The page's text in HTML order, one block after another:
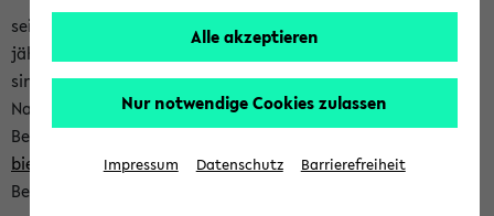
seit 2023 verleiht das Rektorat der Universität Bielefeld
jährlich den Nachhaltigkeitspreis für Abschlussarbeiten. Sie
sind herzlich eingeladen sich mit Ihrer Abschlussarbeit beim
Nachhaltigkeitsbüro zu bewerben. Bitte nutzen Sie für Ihre
Bewerbung dieses Formular<https://formulare.uni-
bielefeld.de/frontend-server/form/provide/913/>. Die
Bewerbungsfrist endet am 30.09.2026.
Alle akzeptieren
Nur notwendige Cookies zulassen
Impressum Datenschutz Barrierefreiheit